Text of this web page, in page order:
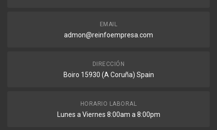
EMAIL
admon@reinfoempresa.com
DIRECCIÓN
Boiro 15930 (A Coruña) Spain
HORARIO LABORAL
Lunes a Viernes 8:00am a 8:00pm